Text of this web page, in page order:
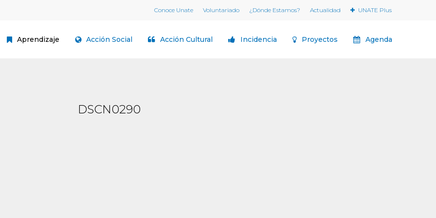
Conoce Unate Voluntariado ¿Dónde Estamos? Actualidad UNATE Plus
Aprendizaje Acción Social Acción Cultural Incidencia Proyectos Agenda
DSCN0290